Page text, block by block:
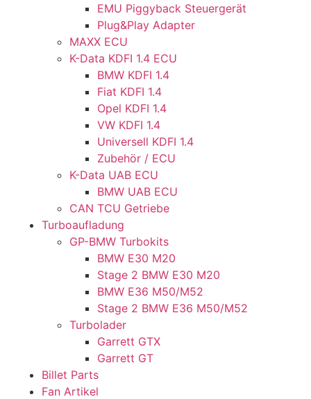
EMU Piggyback Steuergerät
Plug&Play Adapter
MAXX ECU
K-Data KDFI 1.4 ECU
BMW KDFI 1.4
Fiat KDFI 1.4
Opel KDFI 1.4
VW KDFI 1.4
Universell KDFI 1.4
Zubehör / ECU
K-Data UAB ECU
BMW UAB ECU
CAN TCU Getriebe
Turboaufladung
GP-BMW Turbokits
BMW E30 M20
Stage 2 BMW E30 M20
BMW E36 M50/M52
Stage 2 BMW E36 M50/M52
Turbolader
Garrett GTX
Garrett GT
Billet Parts
Fan Artikel